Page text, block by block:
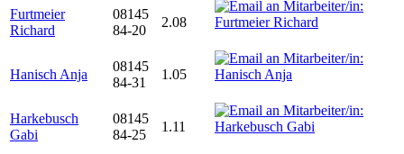
Furtmeier
Richard
08145
84-20
2.08
Hanisch Anja
08145
84-31
1.05
Harkebusch
Gabi
08145
84-25
1.11